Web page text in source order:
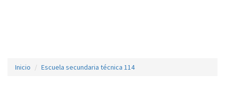
Inicio Escuela secundaria técnica 114